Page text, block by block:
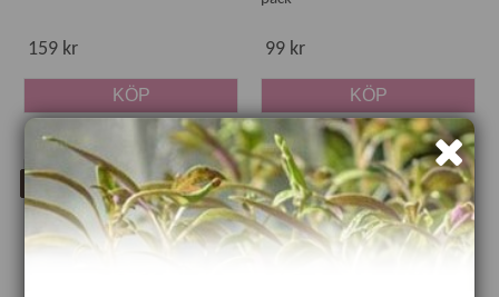
159 kr
KÖP
99 kr
KÖP
Bästsäljare